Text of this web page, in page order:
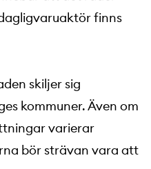
finns
skiljer sig
kommuner. Även om
varierar
bör strävan vara att